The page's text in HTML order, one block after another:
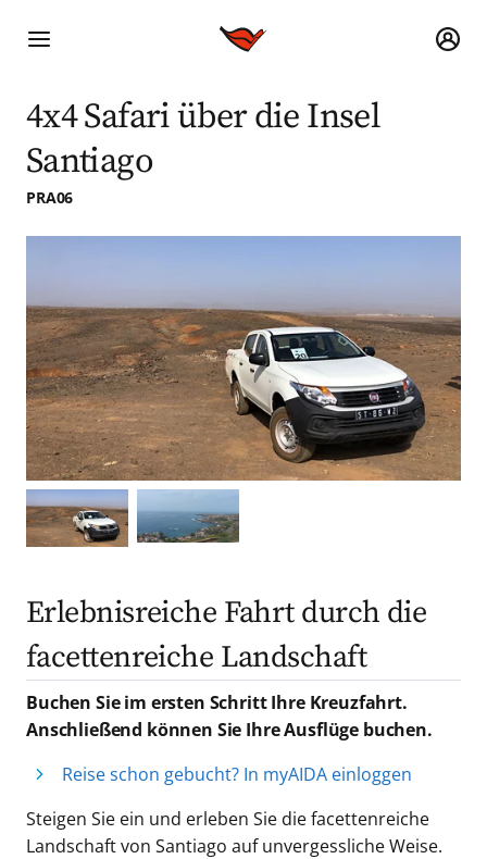
4x4 Safari über die Insel
Santiago
PRA06
Erlebnisreiche Fahrt durch die
facettenreiche Landschaft
Buchen Sie im ersten Schritt Ihre Kreuzfahrt.
Anschließend können Sie Ihre Ausflüge buchen.
Reise schon gebucht? In myAIDA einloggen
Steigen Sie ein und erleben Sie die facettenreiche
Landschaft von Santiago auf unvergessliche Weise.